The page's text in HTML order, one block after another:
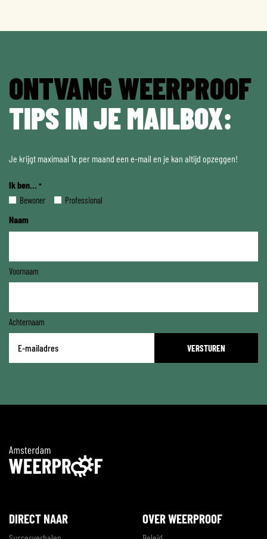
ONTVANG WEERPROOF
TIPS IN JE MAILBOX:
Je krijgt maximaal 1x per maand een e-mail en je kan altijd opzeggen!
Ik ben... *
Bewoner Professional
Naam
Voornaam
Achternaam
mailadres
DIRECT NAAR OVER WEERPROOF